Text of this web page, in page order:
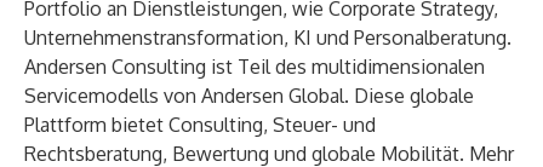
Portfolio an Dienstleistungen, wie Corporate Strategy,
Unternehmenstransformation, KI und Personalberatung.
Andersen Consulting ist Teil des multidimensionalen
Servicemodells von Andersen Global. Diese globale
Plattform bietet Consulting, Steuer- und
Rechtsberatung, Bewertung und globale Mobilität. Mehr